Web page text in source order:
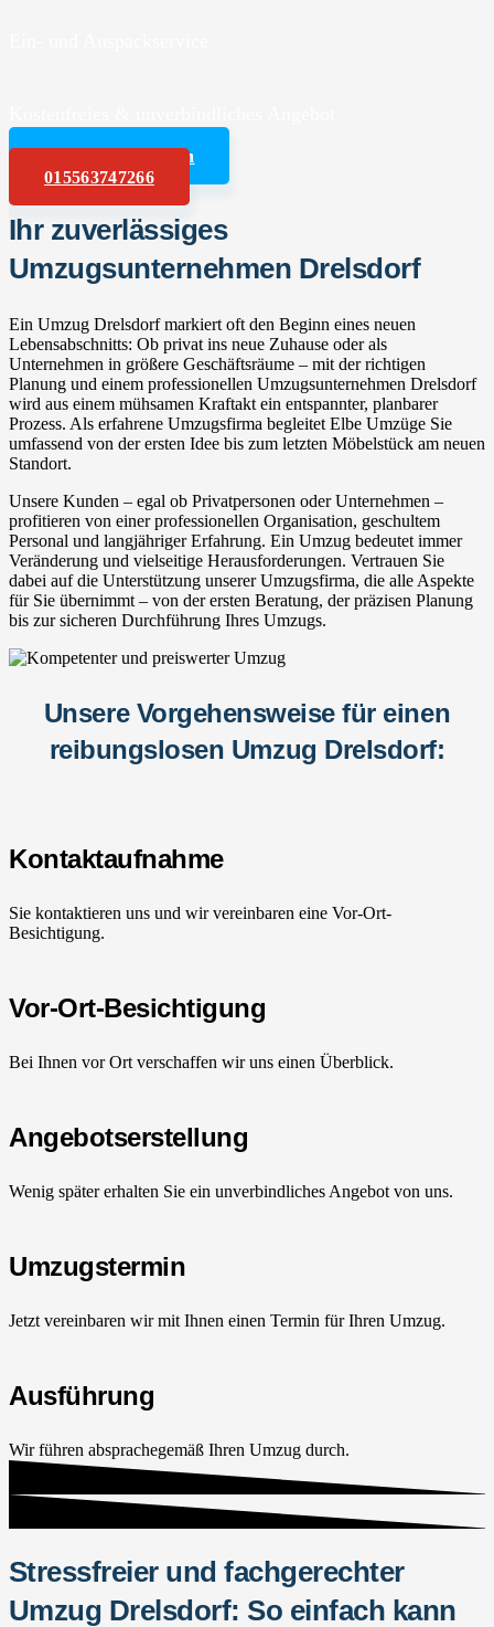
Angebot anfordern
015563747266
Ihr zuverlässiges
Umzugsunternehmen Drelsdorf
Ein Umzug Drelsdorf markiert oft den Beginn eines neuen
Lebensabschnitts: Ob privat ins neue Zuhause oder als
Unternehmen in größere Geschäftsräume – mit der richtigen
Planung und einem professionellen Umzugsunternehmen Drelsdorf
wird aus einem mühsamen Kraftakt ein entspannter, planbarer
Prozess. Als erfahrene Umzugsfirma begleitet Elbe Umzüge Sie
umfassend von der ersten Idee bis zum letzten Möbelstück am neuen
Standort.
Unsere Kunden – egal ob Privatpersonen oder Unternehmen –
profitieren von einer professionellen Organisation, geschultem
Personal und langjähriger Erfahrung. Ein Umzug bedeutet immer
Veränderung und vielseitige Herausforderungen. Vertrauen Sie
dabei auf die Unterstützung unserer Umzugsfirma, die alle Aspekte
für Sie übernimmt – von der ersten Beratung, der präzisen Planung
bis zur sicheren Durchführung Ihres Umzugs.
Unsere Vorgehensweise für einen
reibungslosen Umzug Drelsdorf:
Kontaktaufnahme
Sie kontaktieren uns und wir vereinbaren eine Vor-Ort-
Besichtigung.
Vor-Ort-Besichtigung
Bei Ihnen vor Ort verschaffen wir uns einen Überblick.
Angebotserstellung
Wenig später erhalten Sie ein unverbindliches Angebot von uns.
Umzugstermin
Jetzt vereinbaren wir mit Ihnen einen Termin für Ihren Umzug.
Ausführung
Wir führen absprachegemäß Ihren Umzug durch.
Stressfreier und fachgerechter
Umzug Drelsdorf: So einfach kann